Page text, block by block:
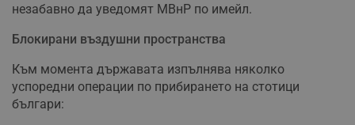
незабавно да уведомят МВнР по имейл.
Блокирани въздушни пространства
Към момента държавата изпълнява няколко
успоредни операции по прибирането на стотици
българи: